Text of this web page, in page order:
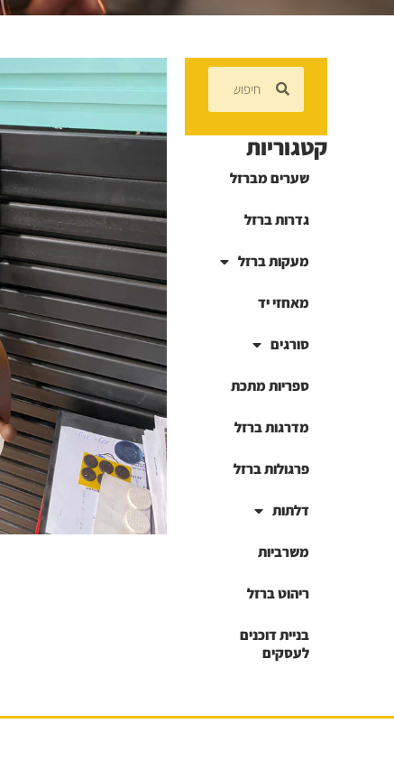
קטגוריות
שערים מברזל
גדרות ברזל
מעקות ברזל
מאחזי יד
סורגים
ספריות מתכת
מדרגות ברזל
פרגולות ברזל
דלתות
משרביות
ריהוט ברזל
בניית דוכנים
לעסקים